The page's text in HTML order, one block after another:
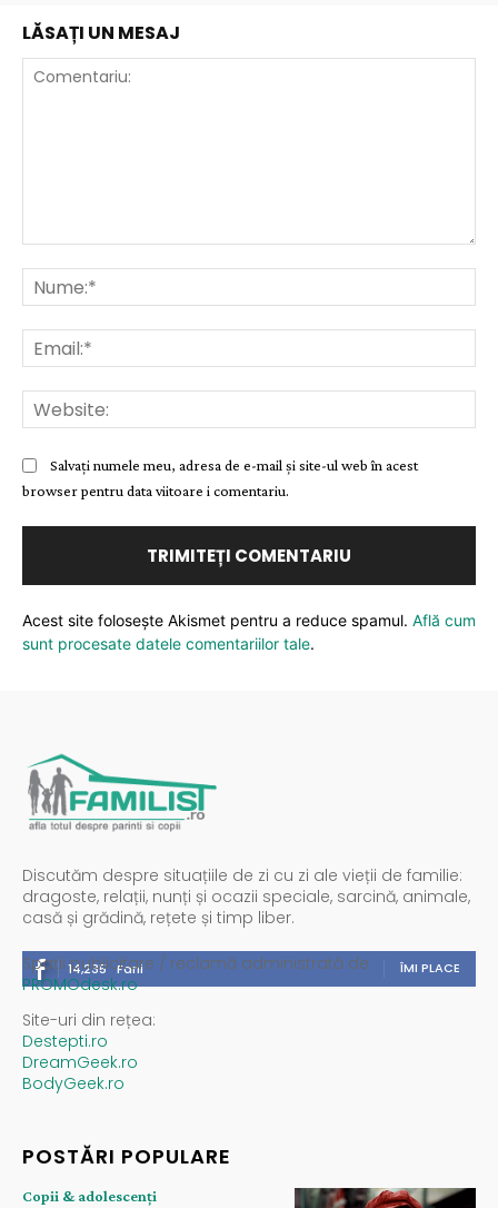
LĂSAȚI UN MESAJ
Salvați numele meu, adresa de e-mail și site-ul web în acest
browser pentru data viitoare i comentariu.
Acest site folosește Akismet pentru a reduce spamul. Află cum
sunt procesate datele comentariilor tale.
Discutăm despre situațiile de zi cu zi ale vieții de familie:
dragoste, relații, nunți și ocazii speciale, sarcină, animale,
casă și grădină, rețete și timp liber.
14,235 Fani ÎMI PLACE
Spații publicitare / reclamă administrată de
PROMOdesk.ro
Site-uri din rețea:
Destepti.ro
DreamGeek.ro
BodyGeek.ro
POSTĂRI POPULARE
Copii & adolescenți